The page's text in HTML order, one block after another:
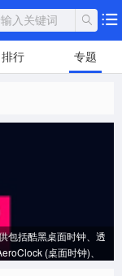
排行 专题
包括酷黑桌面时钟、透
(桌面时钟)、